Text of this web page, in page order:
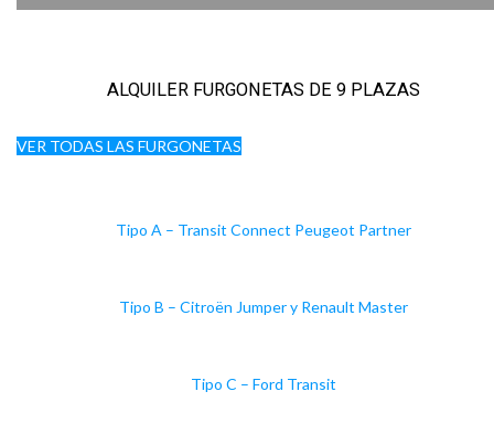
ALQUILER FURGONETAS DE 9 PLAZAS
VER TODAS LAS FURGONETAS
Tipo A – Transit Connect Peugeot Partner
Tipo B – Citroën Jumper y Renault Master
Tipo C – Ford Transit